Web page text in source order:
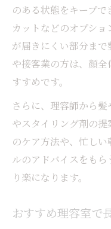
のある状態をキープ
カットなどのオプシ
が届きにくい部分ま
や接客業の方は、顔
すすめです。
さらに、理容師から
やスタイリング剤の
のケア方法や、忙し
ルのアドバイスをも
り楽になります。
おすすめ理容室で